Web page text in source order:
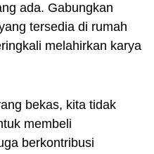
ada. Gabungkan
tersedia di rumah
melahirkan karya
bekas, kita tidak
membeli
berkontribusi